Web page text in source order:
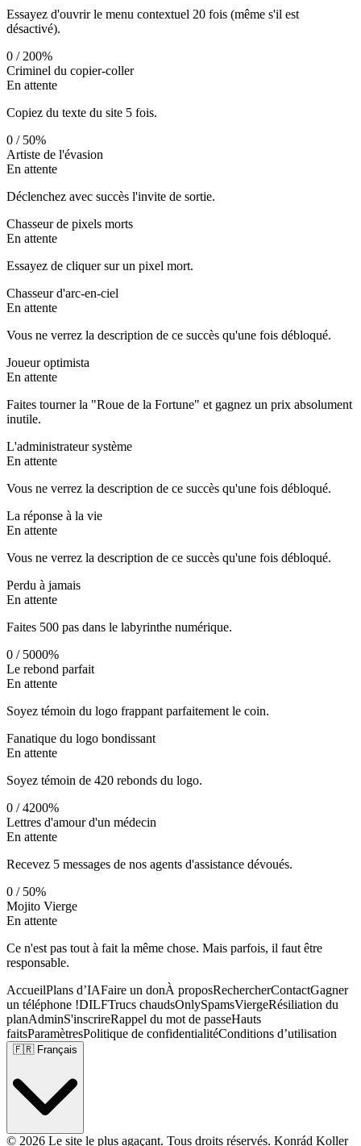
Essayez d'ouvrir le menu contextuel 20 fois (même s'il est
désactivé).
0 / 200%
Criminel du copier-coller
En attente
Copiez du texte du site 5 fois.
0 / 50%
Artiste de l'évasion
En attente
Déclenchez avec succès l'invite de sortie.
Chasseur de pixels morts
En attente
Essayez de cliquer sur un pixel mort.
Chasseur d'arc-en-ciel
En attente
Vous ne verrez la description de ce succès qu'une fois débloqué.
Joueur optimista
En attente
Faites tourner la "Roue de la Fortune" et gagnez un prix absolument
inutile.
L'administrateur système
En attente
Vous ne verrez la description de ce succès qu'une fois débloqué.
La réponse à la vie
En attente
Vous ne verrez la description de ce succès qu'une fois débloqué.
Perdu à jamais
En attente
Faites 500 pas dans le labyrinthe numérique.
0 / 5000%
Le rebond parfait
En attente
Soyez témoin du logo frappant parfaitement le coin.
Fanatique du logo bondissant
En attente
Soyez témoin de 420 rebonds du logo.
0 /4200%
Lettres d'amour d'un médecin
En attente
Recevez 5 messages de nos agents d'assistance dévoués.
0 / 50%
Mojito Vierge
En attente
Ce n'est pas tout à fait la même chose. Mais parfois, il faut être
responsable.
AccueilPlans d’IAFaire un donÀ proposRechercherContactGagner
un téléphone !DILFTrucs chaudsOnlySpamsViergeRésiliation du
planAdminS'inscrireRappel du mot de passeHauts
faitsParamètresPolitique de confidentialitéConditions d’utilisation
🇫🇷 Français
© 2026 Le site le plus agaçant. Tous droits réservés. Konrád Koller